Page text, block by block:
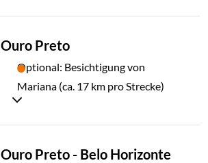
Ouro Preto
Optional: Besichtigung von
Mariana (ca. 17 km pro Strecke)
Ouro Preto - Belo Horizonte